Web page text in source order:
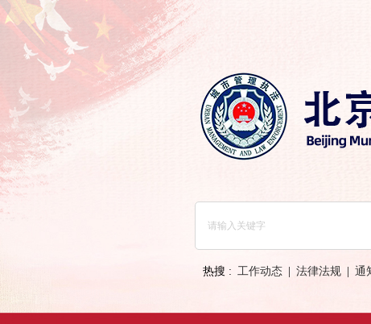
热搜 : 工作动态 法律法规 通